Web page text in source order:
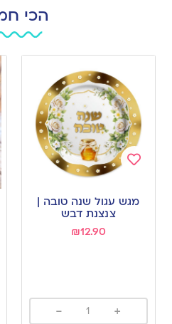
הכי
to
wishlist
מגש עגול שנה טובה |
צנצנת דבש
₪12.90
+
-